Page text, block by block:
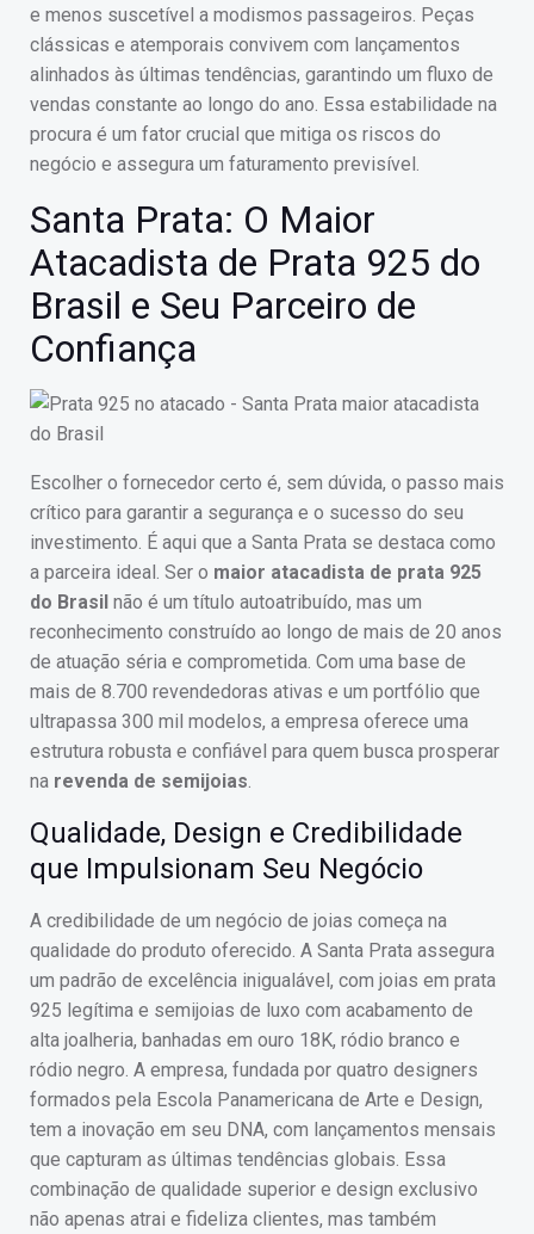
e menos suscetível a modismos passageiros. Peças
clássicas e atemporais convivem com lançamentos
alinhados às últimas tendências, garantindo um fluxo de
vendas constante ao longo do ano. Essa estabilidade na
procura é um fator crucial que mitiga os riscos do
negócio e assegura um faturamento previsível.
Santa Prata: O Maior
Atacadista de Prata 925 do
Brasil e Seu Parceiro de
Confiança
Escolher o fornecedor certo é, sem dúvida, o passo mais
crítico para garantir a segurança e o sucesso do seu
investimento. É aqui que a Santa Prata se destaca como
a parceira ideal. Ser o maior atacadista de prata 925
do Brasil não é um título autoatribuído, mas um
reconhecimento construído ao longo de mais de 20 anos
de atuação séria e comprometida. Com uma base de
mais de 8.700 revendedoras ativas e um portfólio que
ultrapassa 300 mil modelos, a empresa oferece uma
estrutura robusta e confiável para quem busca prosperar
na revenda de semijoias.
Qualidade, Design e Credibilidade
que Impulsionam Seu Negócio
A credibilidade de um negócio de joias começa na
qualidade do produto oferecido. A Santa Prata assegura
um padrão de excelência inigualável, com joias em prata
925 legítima e semijoias de luxo com acabamento de
alta joalheria, banhadas em ouro 18K, ródio branco e
ródio negro. A empresa, fundada por quatro designers
formados pela Escola Panamericana de Arte e Design,
tem a inovação em seu DNA, com lançamentos mensais
que capturam as últimas tendências globais. Essa
combinação de qualidade superior e design exclusivo
não apenas atrai e fideliza clientes, mas também